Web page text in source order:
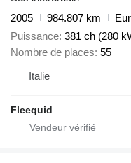
2005
984.807 km
Puissance 381 ch (280
Nombre de places 55
Italie
Fleequid